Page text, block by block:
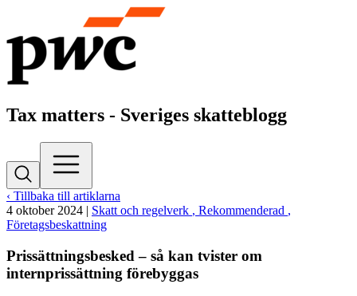
Tax matters - Sveriges skatteblogg
‹ Tillbaka till artiklarna
4 oktober 2024 | Skatt och regelverk , Rekommenderad ,
Företagsbeskattning
Prissättningsbesked – så kan tvister om
internprissättning förebyggas